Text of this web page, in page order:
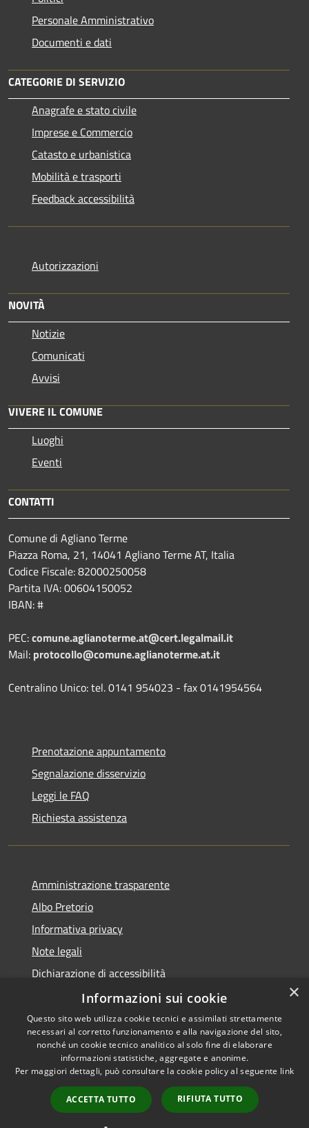
Personale Amministrativo
Documenti e dati
CATEGORIE DI SERVIZIO
Anagrafe e stato civile
Imprese e Commercio
Catasto e urbanistica
Mobilità e trasporti
Feedback accessibilità
Autorizzazioni
NOVITÀ
Notizie
Comunicati
Avvisi
VIVERE IL COMUNE
Luoghi
Eventi
CONTATTI
Comune di Agliano Terme
Piazza Roma, 21, 14041 Agliano Terme AT, Italia
Codice Fiscale: 82000250058
Partita IVA: 00604150052
IBAN: #
PEC:comune.aglianoterme.at@cert.legalmail.it
Mail: protocollo@comune.aglianoterme.at.it
Centralino Unico: tel. 0141 954023 - fax 0141954564
Prenotazione appuntamento
Segnalazione disservizio
Leggi le FAQ
Richiesta assistenza
Amministrazione trasparente
Albo Pretorio
Informativa privacy
Note legali
Dichiarazione di accessibilità
Accessibilità
Privacy
Mappa del sito
Comune convenzionato
Astigov
Progetto|Convenzione|
Adesioni
×
Informazioni sui cookie
Questo sito web utilizza cookie tecnici e assimilati strettamente
necessari al corretto funzionamento e alla navigazione del sito,
nonché un cookie tecnico analitico al solo fine di elaborare
informazioni statistiche, aggregate e anonime.
Per maggiori dettagli, può consultare la cookie policy al seguente link
ACCETTA TUTTO RIFIUTA TUTTO